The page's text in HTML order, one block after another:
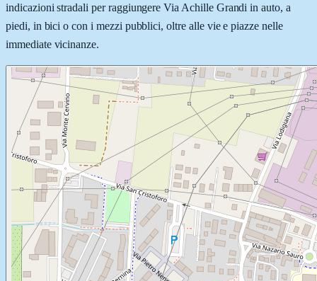
indicazioni stradali per raggiungere Via Achille Grandi in auto, a
piedi, in bici o con i mezzi pubblici, oltre alle vie e piazze nelle
immediate vicinanze.